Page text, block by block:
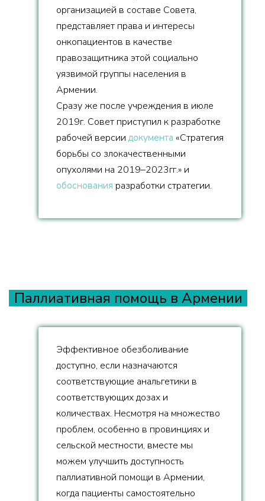
организацией в составе Совета,
представляет права и интересы
онкопациентов в качестве
правозащитника этой социально
уязвимой группы населения в
Армении.
Сразу же после учреждения в июле
2019г. Совет приступил к разработке
рабочей версии документа «Стратегия
борьбы со злокачественными
опухолями на 2019–2023гг.» и
обоснования разработки стратегии.
Паллиативная помощь в Армении
Эффективное обезболивание
доступно, если назначаются
соответствующие анальгетики в
соответствующих дозах и
количествах. Несмотря на множество
проблем, особенно в провинциях и
сельской местности, вместе мы
можем улучшить доступность
паллиативной помощи в Армении,
когда пациенты самостоятельно